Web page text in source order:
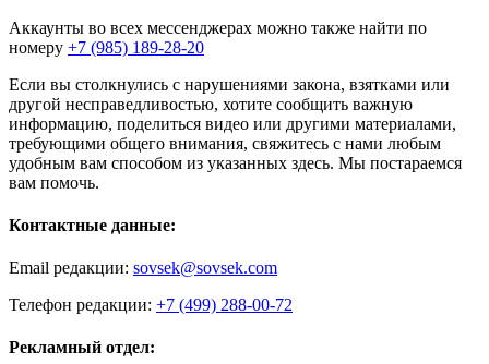
Аккаунты во всех мессенджерах можно также найти по
номеру +7 (985) 189-28-20
Если вы столкнулись с нарушениями закона, взятками или
другой несправедливостью, хотите сообщить важную
информацию, поделиться видео или другими материалами,
требующими общего внимания, свяжитесь с нами любым
удобным вам способом из указанных здесь. Мы постараемся
вам помочь.
Контактные данные:
Email редакции: sovsek@sovsek.com
Телефон редакции: +7 (499) 288-00-72
Рекламный отдел: